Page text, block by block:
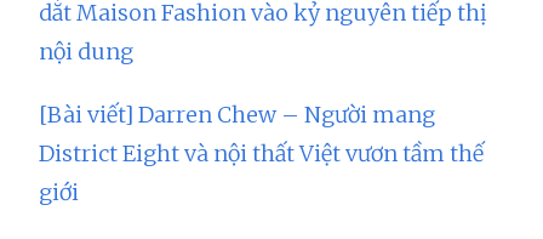
dắt Maison Fashion vào kỷ nguyên tiếp thị
nội dung
[Bài viết] Darren Chew – Người mang
District Eight và nội thất Việt vươn tầm thế
giới